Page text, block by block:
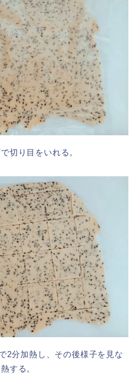
切り目をいれる。
2分加熱し、その後様子を見な
する。